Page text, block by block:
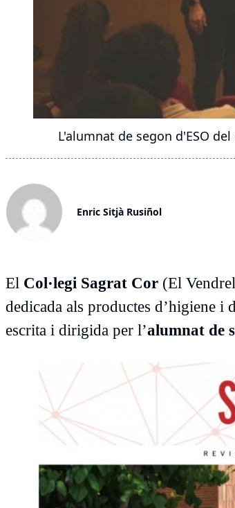
L'alumnat de segon d'ESO
Enric Sitjà Rusiñol
El Col·legi Sagrat Cor (El
dedicada als productes d’higiene i
escrita i dirigida per l’alumnat de